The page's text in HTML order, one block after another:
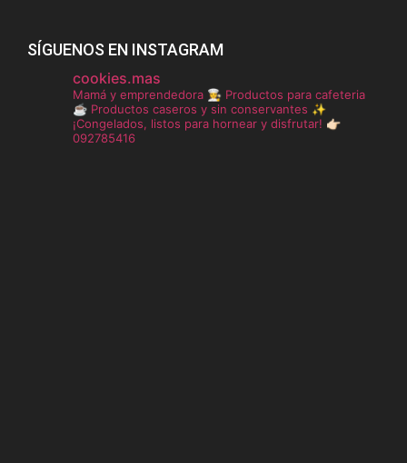
SÍGUENOS EN INSTAGRAM
cookies.mas
Mamá y emprendedora 👩‍🍳 Productos para cafeteria
☕️ Productos caseros y sin conservantes ✨
¡Congelados, listos para hornear y disfrutar! 👉🏻
092785416